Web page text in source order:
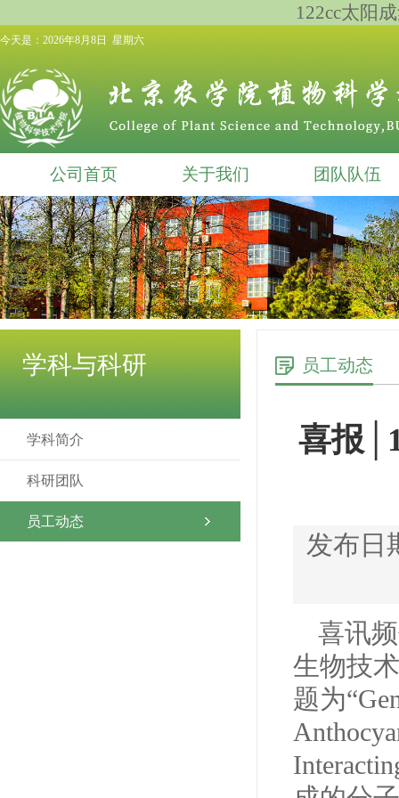
122cc太阳
今天是： 2026年8月8日 星期六
公司首页 关于我们 团队队伍
学科与科研
学科简介
科研团队
员工动态
员工动态
喜报
发布日
喜讯
生物技
题为